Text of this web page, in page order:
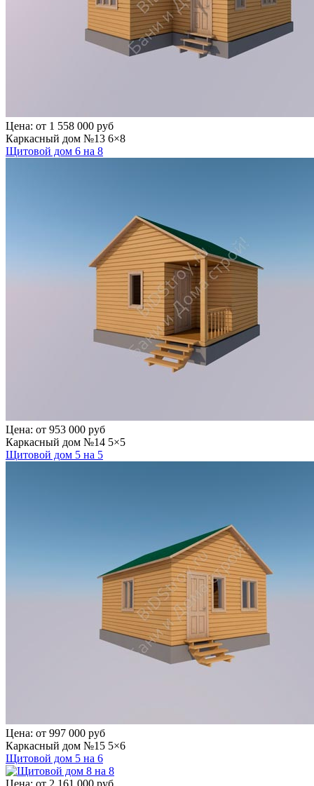
Цена: от 1 558 000 руб
Каркасный дом №13 6×8
Щитовой дом 6 на 8
Цена: от 953 000 руб
Каркасный дом №14 5×5
Щитовой дом 5 на 5
Цена: от 997 000 руб
Каркасный дом №15 5×6
Щитовой дом 5 на 6
Цена: от 2 161 000 руб